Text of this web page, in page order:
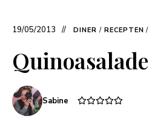
19/05/2013 DINER / RECEPTEN /
Quinoasalade
Sabine